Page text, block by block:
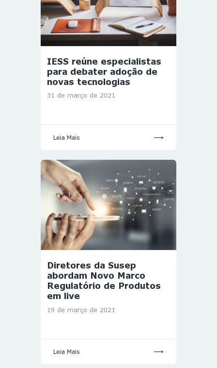
IESS reúne especialistas
para debater adoção de
novas tecnologias
31 de março de 2021
Leia Mais
Diretores da Susep
abordam Novo Marco
Regulatório de Produtos
em live
19 de março de 2021
Leia Mais